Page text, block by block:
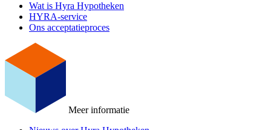
Wat is Hyra Hypotheken
HYRA-service
Ons acceptatieproces
Meer informatie